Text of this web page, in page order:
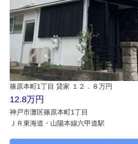
篠原本町1丁目 貸家 １２．８万円
12.8万円
神戸市灘区篠原本町1丁目
ＪＲ東海道・山陽本線六甲道駅